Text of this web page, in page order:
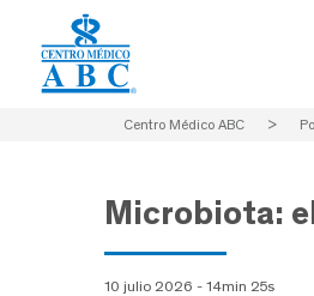
Centro Médico ABC >
Microbiota:
10 julio 2026 - 14min 25s